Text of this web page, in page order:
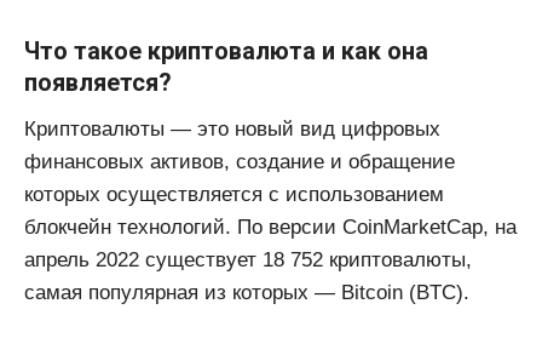
Что такое криптовалюта и как она
появляется?
Криптовалюты — это новый вид цифровых
финансовых активов, создание и обращение
которых осуществляется с использованием
блокчейн технологий. По версии CoinMarketCap, на
апрель 2022 существует 18 752 криптовалюты,
самая популярная из которых — Bitcoin (BTC).